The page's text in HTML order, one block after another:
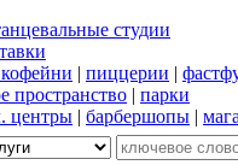
студии
| пиццерии |
пространство | парки
центры | барбершопы |